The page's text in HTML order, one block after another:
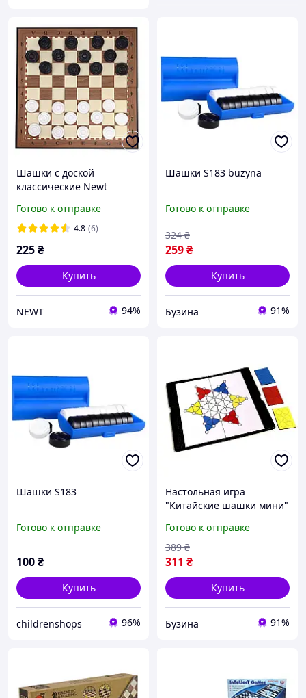
Шашки с доской
классические Newt
30
Готово к отправке
4.8 (6)
225₴
Купить
NEWT 94%
Шашки S183 buzyna
Готово к отправке
259₴
324 ₴
Купить
Бузина 91%
Шашки S183
Готово к отправке
100₴
Купить
childrenshops 96%
Настольная игра
"Китайские шашки мини"
игровое поле buzyna
Готово к отправке
311 ₴
389 ₴
Купить
Бузина 91%